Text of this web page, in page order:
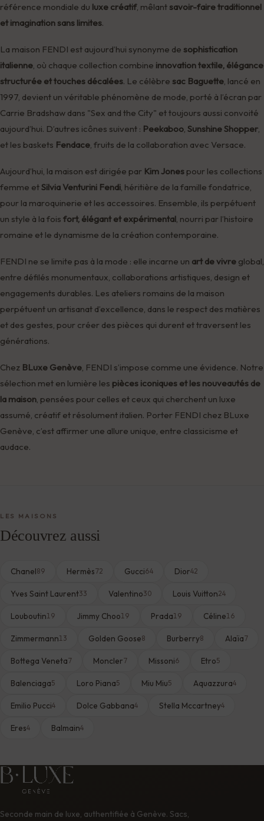
référence mondiale du luxe créatif, mêlantsavoir-faire traditionnel
et imagination sans limites.
La maison FENDI est aujourd’hui synonyme de sophistication
italienne , où chaque collection combine innovation textile, élégance
structurée et touches décalées. Le célèbre sac Baguette , lancé en
1997, devient un véritable phénomène de mode, porté à l’écran par
Carrie Bradshaw dans "Sex and the City" et toujours aussi convoité
aujourd’hui. D’autres icônes suivent : Peekaboo Sunshine Shopper
et les baskets Fendace , fruits de la collaboration avec Versace.
Aujourd’hui, la maison est dirigée par Kim Jonespour les collections
femme etSilvia Venturini Fendi , héritière de la famille fondatrice,
pour la maroquinerie et les accessoires. Ensemble, ils perpétuent
un style à la fois fort, élégant et expérimental , nourri par l’histoire
romaine et le dynamisme de la création contemporaine.
FENDI ne se limite pas à la mode : elle incarne un art de vivre global,
entre défilés monumentaux, collaborations artistiques, design et
engagements durables. Les ateliers romains de la maison
perpétuent un artisanat d’excellence, dans le respect des matières
et des gestes, pour créer des pièces qui durent et traversent les
générations.
Chez BLuxe Genève , FENDI s’impose comme une évidence. Notre
sélection met en lumière les pièces iconiques et les nouveautés de
la maison , pensées pour celles et ceux qui cherchent un luxe
assumé, créatif et résolument italien. Porter FENDI chez BLuxe
Genève, c’est affirmer une allure unique, entre classicisme et
audace.
LES MAISONS
Découvrez aussi
Chanel89 Hermès72 Gucci64 Dior42
Yves Saint Laurent33 Valentino30 Louis Vuitton24
Louboutin19 Jimmy Choo19 Prada19 Céline16
Zimmermann13 Golden Goose8 Burberry8 Alaïa7
Bottega Veneta7 Moncler7 Missoni6 Etro5
Balenciaga5 Loro Piana5 Miu Miu5 Aquazzura4
Emilio Pucci4 Dolce Gabbana4 Stella Mccartney4
Eres4 Balmain4
Seconde main de luxe, authentifiée à Genève. Sacs,